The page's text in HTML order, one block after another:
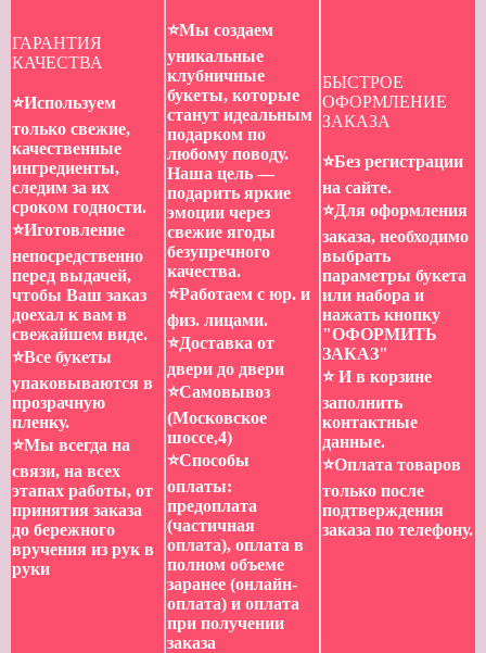
ГАРАНТИЯ
КАЧЕСТВА
⭐️Используем
только свежие,
качественные
ингредиенты,
следим за их
сроком годности.
⭐️Иготовление
непосредственно
перед выдачей,
чтобы Ваш заказ
доехал к вам в
свежайшем виде.
⭐️Все букеты
упаковываются в
прозрачную
пленку.
⭐️Мы всегда на
связи, на всех
этапах работы, от
принятия заказа
до бережного
вручения из рук в
руки
⭐️Мы создаем
уникальные
клубничные
букеты, которые
станут идеальным
подарком по
любому поводу.
Наша цель —
подарить яркие
эмоции через
свежие ягоды
безупречного
качества.
⭐️Работаем с юр. и
физ. лицами.
⭐️Доставка от
двери до двери
⭐️Самовывоз
(Московское
шоссе,4)
⭐️Способы
оплаты:
предоплата
(частичная
оплата), оплата в
полном объеме
заранее (онлайн-
оплата) и оплата
при получении
заказа
БЫСТРОЕ
ОФОРМЛЕНИЕ
ЗАКАЗА
⭐️Без регистрации
на сайте.
⭐️Для оформления
заказа, необходимо
выбрать
параметры букета
или набора и
нажать кнопку
"ОФОРМИТЬ
ЗАКАЗ"
⭐️ И в корзине
заполнить
контактные
данные.
⭐️Оплата товаров
только после
подтверждения
заказа по телефону.